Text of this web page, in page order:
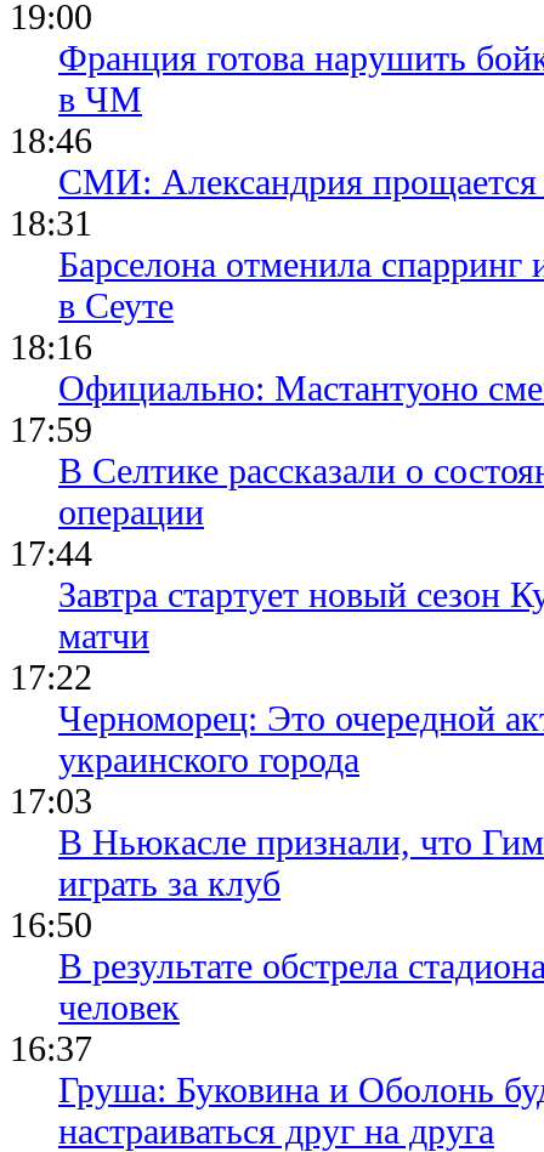
19:00
Франция готова нарушить
в ЧМ
18:46
СМИ: Александрия
18:31
Барселона отменила спарринг
в Сеуте
18:16
Официально: Мастантуоно
17:59
В Селтике рассказали о
операции
17:44
Завтра стартует новый сезон
матчи
17:22
Черноморец: Это очередной
украинского города
17:03
В Ньюкасле признали, что
играть за клуб
16:50
В результате обстрела
человек
16:37
Груша: Буковина и Оболонь
настраиваться друг на друга